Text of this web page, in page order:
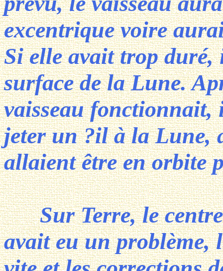
excentrique voire
Si elle avait trop duré,
surface de la Lune.
vaisseau fonctionnait,
jeter un ?il à la Lune,
allaient être en orbite
Sur Terre, le centre
avait eu un problème,